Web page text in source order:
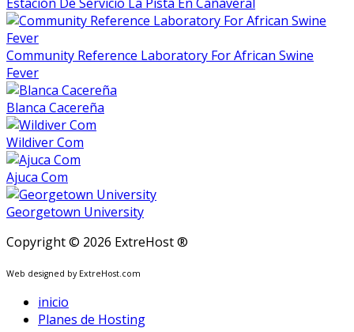
Community Reference Laboratory For African Swine
Fever
Blanca Cacereña
Wildiver Com
Ajuca Com
Georgetown University
Copyright © 2026 ExtreHost ®
Web designed by ExtreHost.com
inicio
Planes de Hosting